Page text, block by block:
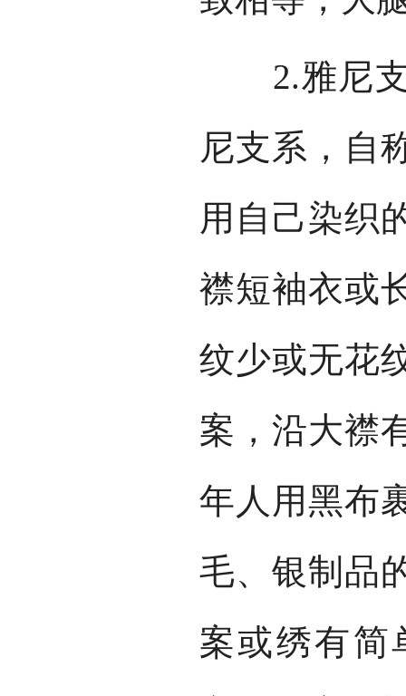
2.雅尼支
尼支系，自
用自己染织
襟短袖衣或
纹少或无花
案，沿大襟
年人用黑布
毛、银制品
案或绣有简